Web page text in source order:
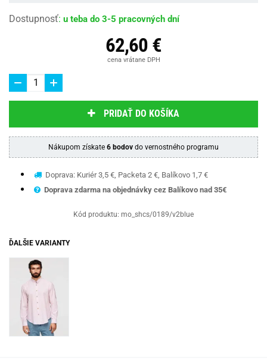
Dostupnosť: u teba do 3-5 pracovných dní
62,60 €
cena vrátane DPH
PRIDAŤ DO KOŠÍKA
Nákupom získate 6 bodov do vernostného programu
Doprava: Kuriér 3,5 €, Packeta 2 €, Balíkovo 1,7 €
Doprava zdarma na objednávky cez Balíkovo nad 35€
Kód produktu: mo_shcs/0189/v2blue
ĎALŠIE VARIANTY